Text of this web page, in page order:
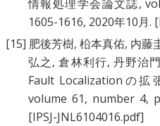
情報処理学会論文誌,
1605-1616, 2020年10月.
[15] 肥後芳樹, 柗本真佑, 内藤
弘之,倉林利行, 丹野治門
Fault Localizationの拡
volume 61, number 4,
[IPSJ-JNL6104016.pdf]